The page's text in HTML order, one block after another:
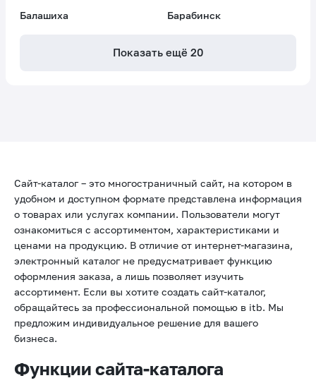
Балашиха
Барабинск
Показать ещё 20
Сайт-каталог – это многостраничный сайт, на котором в
удобном и доступном формате представлена информация
о товарах или услугах компании. Пользователи могут
ознакомиться с ассортиментом, характеристиками и
ценами на продукцию. В отличие от интернет-магазина,
электронный каталог не предусматривает функцию
оформления заказа, а лишь позволяет изучить
ассортимент. Если вы хотите создать сайт-каталог,
обращайтесь за профессиональной помощью в itb. Мы
предложим индивидуальное решение для вашего
бизнеса.
Функции сайта-каталога